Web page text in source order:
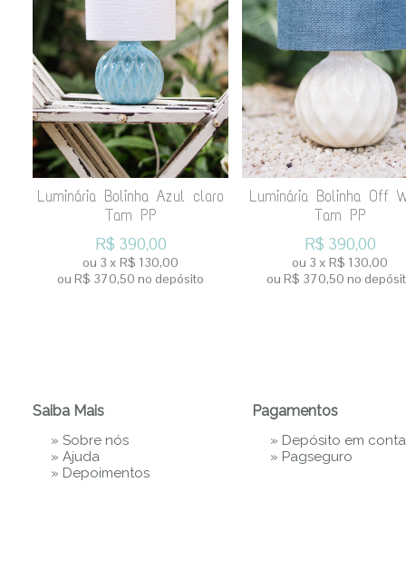
Luminária Bolinha Azul claro
Tam PP
R$ 390,00
ou 3 x R$ 130,00
ou R$ 370,50 no depósito
Luminária Bolinha Off
Tam PP
R$ 390,00
ou 3 x R$ 130,00
ou R$ 370,50 no
Saiba Mais
» Sobre nós
» Ajuda
» Depoimentos
Pagamentos
» Depósito em conta
» Pagseguro